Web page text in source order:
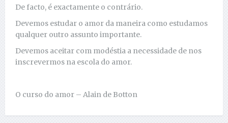
De facto, é exactamente o contrário.
Devemos estudar o amor da maneira como estudamos
qualquer outro assunto importante.
Devemos aceitar com modéstia a necessidade de nos
inscrevermos na escola do amor.
O curso do amor – Alain de Botton